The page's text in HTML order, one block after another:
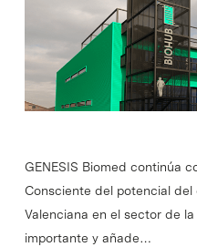
GENESIS Biomed continúa
Consciente del potencial
Valenciana en el sector de
importante y añade…